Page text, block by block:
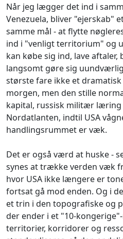
Når jeg lægger det ind i
Venezuela, bliver "ejerskab"
samme mål - at flytte
ind i "venligt territorium" og
kan købe sig ind, lave
langsomt gøre sig
største fare ikke et
morgen, men den stille
kapital, russisk militær læring
Nordatlanten, indtil USA
handlingsrummet er væk.
Det er også værd at huske -
synes at trække verden væk
hvor USA ikke længere er
fortsat gå mod enden. Og i
et trin i den topografiske og
der ender i et "10-
territorier, korridorer og